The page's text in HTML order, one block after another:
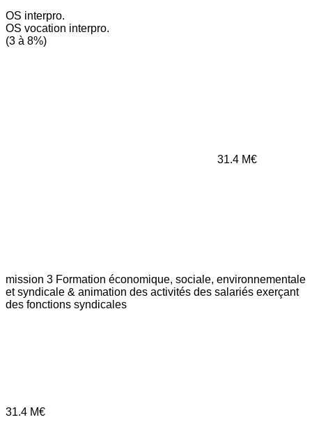
OS interpro.
OS vocation interpro.
(3 à 8%)
31.4 M€
mission 3 Formation économique, sociale, environnementale
et syndicale & animation des activités des salariés exerçant
des fonctions syndicales
31.4 M€